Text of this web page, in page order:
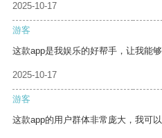
2025-10-17
游客
这款app是我娱乐的好帮手，让我能
2025-10-17
游客
这款app的用户群体非常庞大，我可